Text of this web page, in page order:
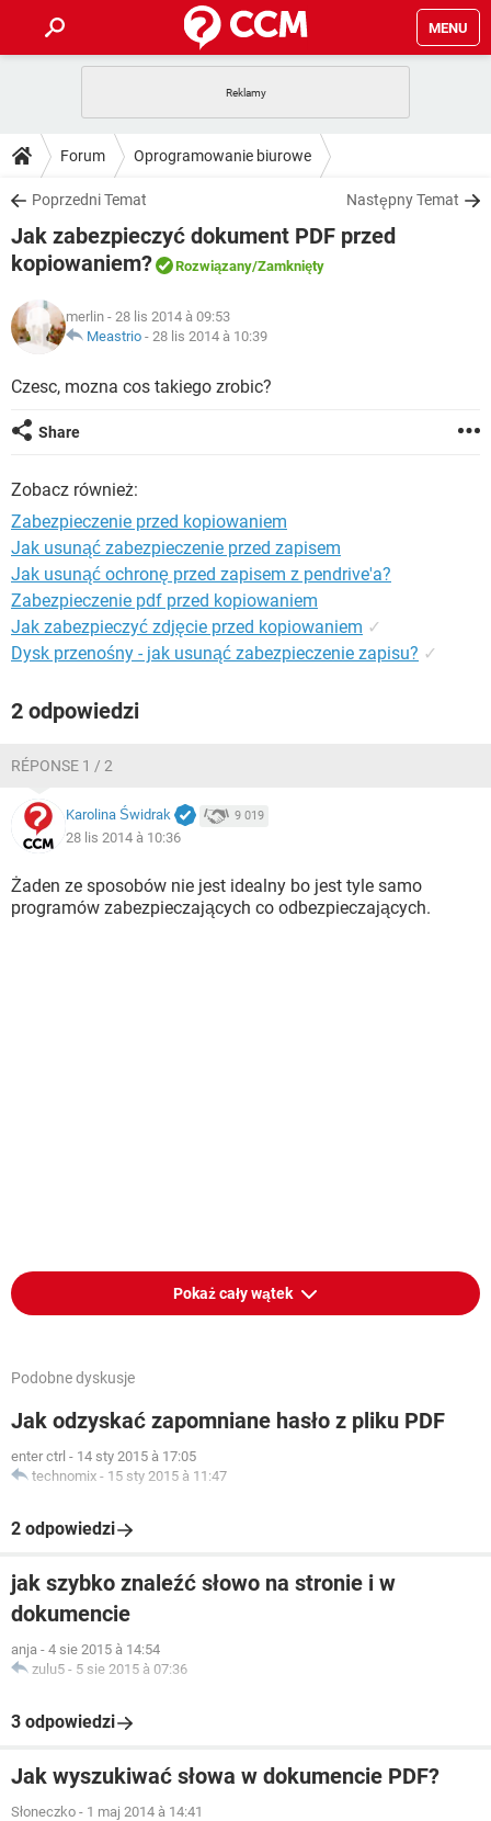
MENU
GRY WHATSAPP
SPOTIFY
INSTAGRAM FACEBOOK
WINDOWS 10
PORADY
PlayStation
SPOTIFY
WINDOWS 10
DO POBRANIA
ANDROID TIKTOK
GRY WHATSAPP
IOS
INSTAGRAM
WINDOWS 10
FORUM
GRY WHATSAPP
WINDOWS 10
ARTYKUŁY
COVID-19
GRY WHATSAPP
SPOTIFY
WINDOWS 10
Forum Oprogramowanie biurowe
Poprzedni Temat Następny Temat
Jak zabezpieczyć dokument PDF przed
kopiowaniem?
Rozwiązany/Zamknięty
merlin - 28 lis 2014 à 09:53
Meastrio - 28 lis 2014 à 10:39
Czesc, mozna cos takiego zrobic?
Share
Zobacz również:
Zabezpieczenie przed kopiowaniem
Jak usunąć zabezpieczenie przed zapisem
Jak usunąć ochronę przed zapisem z pendrive'a?
Zabezpieczenie pdf przed kopiowaniem
Jak zabezpieczyć zdjęcie przed kopiowaniem ✓
Dysk przenośny - jak usunąć zabezpieczenie zapisu? ✓
2 odpowiedzi
RÉPONSE 1 / 2
Karolina Świdrak 9 019
28 lis 2014 à 10:36
Żaden ze sposobów nie jest idealny bo jest tyle samo
programów zabezpieczających co odbezpieczających.
Pokaż cały wątek
Podobne dyskusje
Jak odzyskać zapomniane hasło z pliku PDF
enter ctrl - 14 sty 2015 à 17:05
technomix - 15 sty 2015 à 11:47
2 odpowiedzi
jak szybko znaleźć słowo na stronie i w
dokumencie
anja - 4 sie 2015 à 14:54
zulu5 - 5 sie 2015 à 07:36
3 odpowiedzi
Jak wyszukiwać słowa w dokumencie PDF?
Słoneczko - 1 maj 2014 à 14:41